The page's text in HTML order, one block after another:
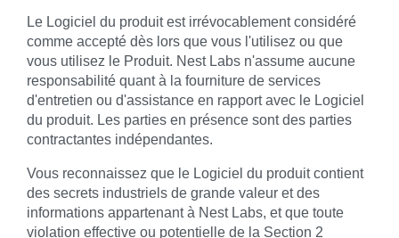
Le Logiciel du produit est irrévocablement considéré
comme accepté dès lors que vous l'utilisez ou que
vous utilisez le Produit. Nest Labs n'assume aucune
responsabilité quant à la fourniture de services
d'entretien ou d'assistance en rapport avec le Logiciel
du produit. Les parties en présence sont des parties
contractantes indépendantes.
Vous reconnaissez que le Logiciel du produit contient
des secrets industriels de grande valeur et des
informations appartenant à Nest Labs, et que toute
violation effective ou potentielle de la Section 2